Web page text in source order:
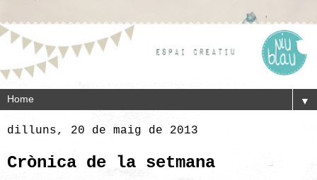
▼
dilluns, 20 de maig de 2013
Crònica de la setmana